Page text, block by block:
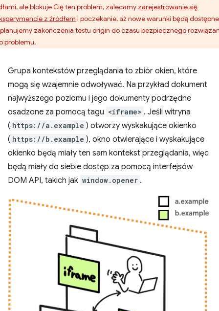
ale blokuje Cię ten problem, zalecamy zarejestrowanie się
z źródłem i poczekanie, aż nowe warunki będą
zakończenia testu origin do czasu bezpiecznego
problemu.
Grupa kontekstów przeglądania to zbiór okien, które
mogą się wzajemnie odwoływać. Na przykład dokument
najwyższego poziomu i jego dokumenty podrzędne
osadzone za pomocą tagu <iframe> . Jeśli witryna
( https://a.example ) otworzy wyskakujące okienko
( https://b.example ), okno otwierające i wyskakujące
okienko będą miały ten sam kontekst przeglądania, więc
będą miały do siebie dostęp za pomocą interfejsów
DOM API, takich jak window.opener .